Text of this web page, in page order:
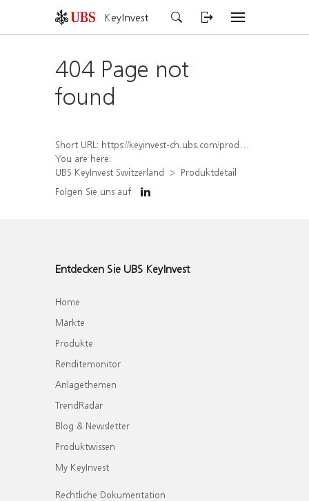
KeyInvest
404 Page not
found
Short URL: https://keyinvest-ch.ubs.com/produkt/detail/index/isin/CH1579758496
You are here:
UBS KeyInvest Switzerland
Produktdetail
Folgen Sie uns auf
Entdecken Sie UBS KeyInvest
Home
Märkte
Produkte
Renditemonitor
Anlagethemen
TrendRadar
Blog & Newsletter
Produktwissen
My KeyInvest
Rechtliche Dokumentation